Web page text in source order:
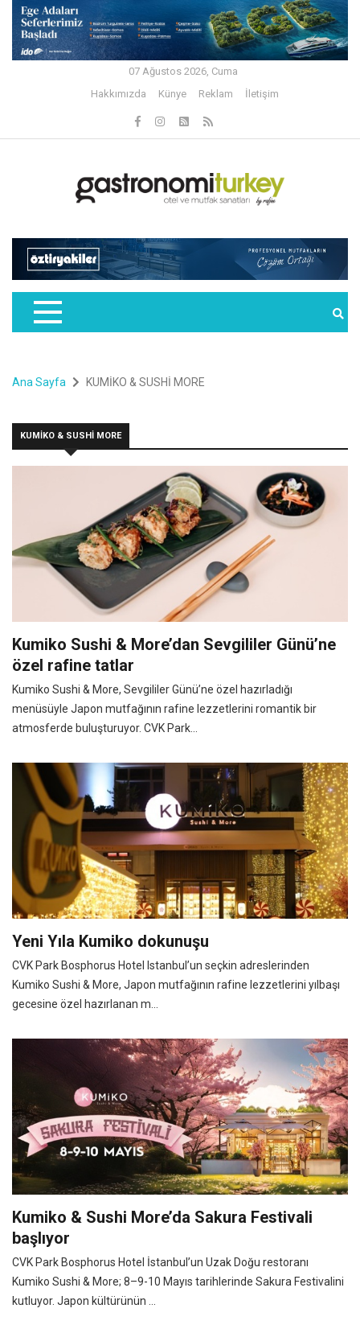
07 Ağustos 2026, Cuma
Hakkımızda
Künye Reklam İletişim
Ana Sayfa KUMİKO & SUSHİ MORE
KUMİKO & SUSHİ MORE
Kumiko Sushi & More’dan Sevgililer Günü’ne
özel rafine tatlar
Kumiko Sushi & More, Sevgililer Günü’ne özel hazırladığı
menüsüyle Japon mutfağının rafine lezzetlerini romantik bir
atmosferde buluşturuyor. CVK Park...
Yeni Yıla Kumiko dokunuşu
CVK Park Bosphorus Hotel Istanbul’un seçkin adreslerinden
Kumiko Sushi & More, Japon mutfağının rafine lezzetlerini yılbaşı
gecesine özel hazırlanan m...
Kumiko & Sushi More’da Sakura Festivali
başlıyor
CVK Park Bosphorus Hotel İstanbul’un Uzak Doğu restoranı
Kumiko Sushi & More; 8–9-10 Mayıs tarihlerinde Sakura Festivalini
kutluyor. Japon kültürünün ...